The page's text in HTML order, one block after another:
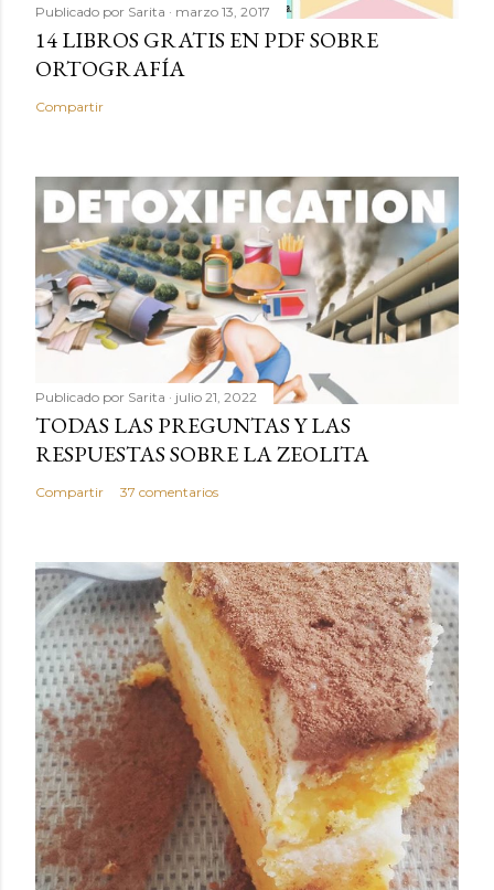
Publicado por Sarita marzo 13, 2017
14 LIBROS GRATIS EN PDF SOBRE
ORTOGRAFÍA
Compartir
Publicado por Sarita julio 21, 2022
TODAS LAS PREGUNTAS Y LAS
RESPUESTAS SOBRE LA ZEOLITA
Compartir 37 comentarios